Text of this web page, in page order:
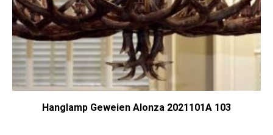
Hanglamp Geweien Alonza 2021101A 103